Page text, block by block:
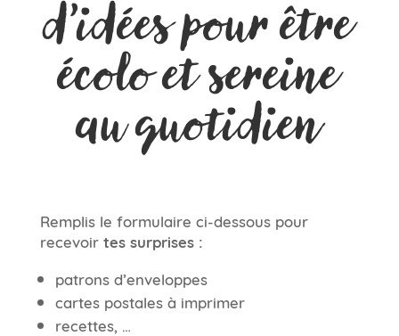
d’idées pour être
écolo et sereine
au quotidien
Remplis le formulaire ci-dessous pour
recevoir tes surprises :
patrons d’enveloppes
cartes postales à imprimer
recettes, …